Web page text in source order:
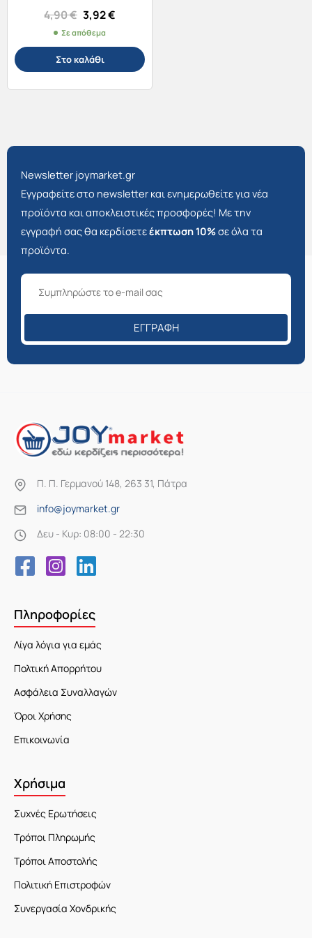
4,90€ Original
price
was:
4,90 €.
3,92€
είναι:
3,92 €.
Σε απόθεμα
Στο καλάθι
Newsletter joymarket.gr
Εγγραφείτε στο newsletter και ενημερωθείτε για νέα
προϊόντα και αποκλειστικές προσφορές! Με την
εγγραφή σας θα κερδίσετεέκπτωση 10%σε όλα τα
προϊόντα.
ΕΓΓΡΑΦΉ
Π. Π. Γερμανού 148, 263 31, Πάτρα
info@joymarket.gr
Δευ - Κυρ: 08:00 - 22:30
Πληροφορίες
Λίγα λόγια για εμάς
Πολτική Απορρήτου
Ασφάλεια Συναλλαγών
Όροι Χρήσης
Επικοινωνία
Χρήσιμα
Συχνές Ερωτήσεις
Τρόποι Πληρωμής
Τρόποι Αποστολής
Πολιτική Επιστροφών
Συνεργασία Χονδρικής